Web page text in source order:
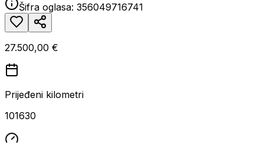
Šifra oglasa: 356049716741
27.500,00 €
Prijeđeni kilometri
101630